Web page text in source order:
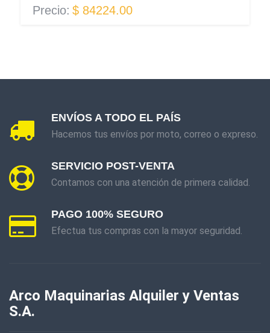
Precio: $ 84224.00
ENVÍOS A TODO EL PAÍS
Hacemos tus envíos por moto, correo o expreso.
SERVICIO POST-VENTA
Contamos con una atención de primera calidad.
PAGO 100% SEGURO
Efectua tus compras con la mayor seguridad.
Arco Maquinarias Alquiler y Ventas
S.A.